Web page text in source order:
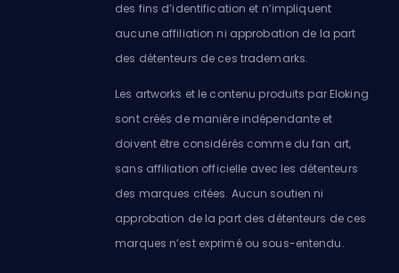
des fins d’identification et n’impliquent
aucune affiliation ni approbation de la part
des détenteurs de ces trademarks.
Les artworks et le contenu produits par Eloking
sont créés de manière indépendante et
doivent être considérés comme du fan art,
sans affiliation officielle avec les détenteurs
des marques citées. Aucun soutien ni
approbation de la part des détenteurs de ces
marques n’est exprimé ou sous-entendu.